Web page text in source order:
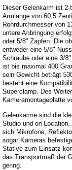
Dieser Gelenkarm ist
Armlänge von 60,5
Rohrdurchmesser von
untere Anbringung
oder 5/8" Zapfen. Die
entweder eine 5/8"
Schraube oder eine 3/
ist bis maximal 400
sein Gewicht beträgt
besteht eine
Superclamp. Des
Kameramontageplatte
Gelenkarme sind die
Studio und on
sich Mikrofone,
sogar Kameras
Stative zum Einsatz
das Transportmaß der
gering.